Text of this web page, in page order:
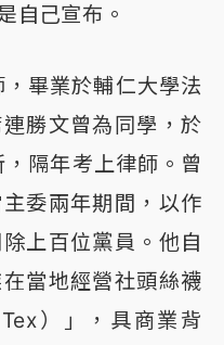
自己宣布。
畢業於輔仁大學法
勝文曾為同學，於
隔年考上律師。曾
委兩年期間，以作
上百位黨員。他自
當地經營社頭絲襪
）」，具商業背